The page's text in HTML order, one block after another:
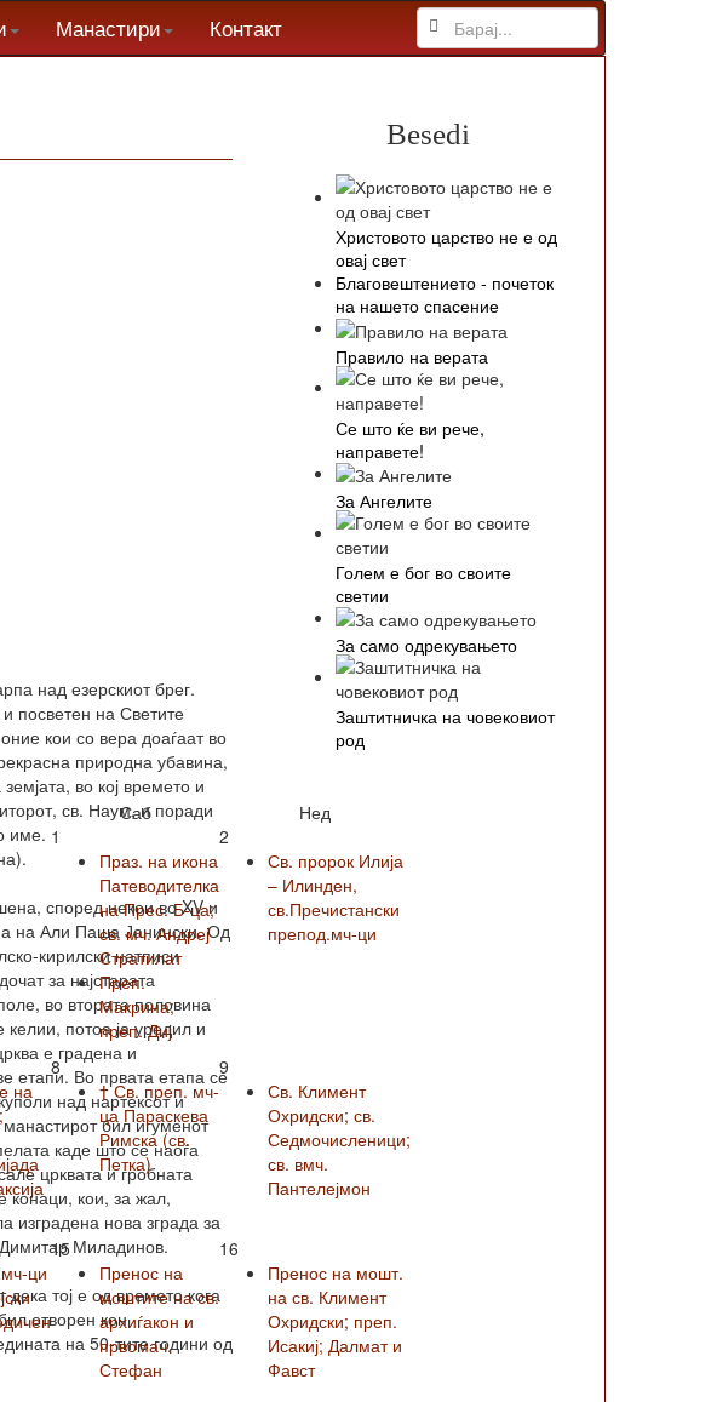
Манастири Контакт
над езерскиот брег.
посветен на Светите
кои со вера доаѓаат во
природна убавина,
во кој времето и
св. Наум, и поради
име.
според некои во XV и
на Али Паша Јанински. Од
кирилски натписи
за најстарата
во втората половина
потоа ја уредил и
е градена и
етапи. Во првата етапа се
над нартексот и
бил игуменот
каде што се наоѓа
црквата и гробната
конаци, кои, за жал,
изградена нова зграда за
Миладинов.
тој е од времето кога
отворен кон
на 50-тите години од
Саб
Нед
1
Праз. на икона
Патеводителка
на Прес. Б-ца;
св. мч. Андреј
Стратилат
Преп.
Макрина;
преп. Диј
2
Св. пророк Илија
– Илинден,
св.Пречистански
препод.мч-ци
на
8
† Св. преп. мч-
ца Параскева
Римска (св.
Петка)
9
Св. Климент
Охридски; св.
Седмочисленици;
св. вмч.
Пантелејмон
ци
15
Пренос на
моштите на св.
архиѓакон и
првомач.
Стефан
16
Пренос на мошт.
на св. Климент
Охридски; преп.
Исакиј; Далмат и
Фавст
Besedi
Христовото царство не е од
овај свет
Благовештението - почеток
на нашето спасение
Правило на верата
Се што ќе ви рече,
направете!
За Ангелите
Голем е бог во своите
светии
За само одрекувањето
Заштитничка на човековиот
род